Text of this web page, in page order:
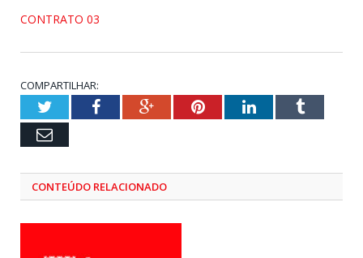
CONTRATO 03
COMPARTILHAR:
TwitterFacebookGoogle+PinterestLinkedInTumblr
Email
CONTEÚDO RELACIONADO